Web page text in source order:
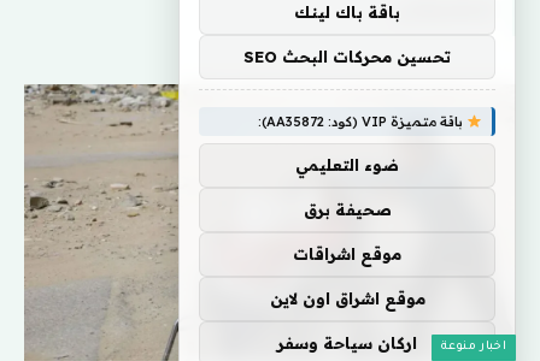
تتشاركان
اخبار منوعة
باقة باك لينك
تحسين محركات البحث SEO
باقة متميزة VIP (كود: AA35872):
ضوء التعليمي
صحيفة برق
موقع اشراقات
موقع اشراق اون لاين
اركان سياحة وسفر